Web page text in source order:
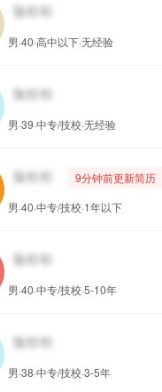
男·40·高中以下·无经验
男·39·中专/技校·无经验
9分钟前更新简历
男·40·中专/技校·1年以下
男·40·中专/技校·5-10年
男·38·中专/技校·3-5年